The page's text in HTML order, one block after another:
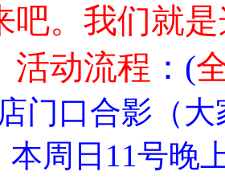
吧。我们就
活动流程 ：(
门口合影（
本周日11号晚